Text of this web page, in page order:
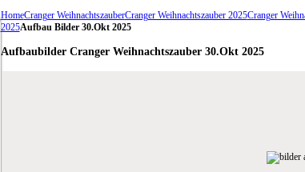
HomeCranger WeihnachtszauberCranger Weihnachtszauber 2025Cranger
2025Aufbau Bilder 30.Okt 2025
Aufbaubilder Cranger Weihnachtszauber 30.Okt 2025